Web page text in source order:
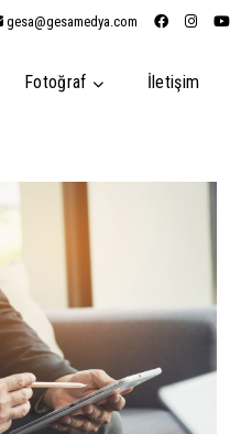
gesa@gesamedya.com
Fotoğraf İletişim